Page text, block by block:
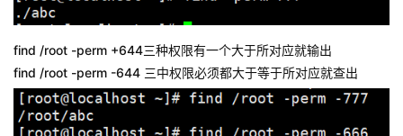
find /root -perm +644三种权限有一个大于所对应就输出
find /root -perm -644 三中权限必须都大于等于所对应就查出